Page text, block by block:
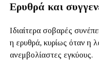
Ερυθρά και
Ιδιαίτερα σοβαρές
η ερυθρά, κυρίως όταν η
ανεμβολίαστες εγκύους.